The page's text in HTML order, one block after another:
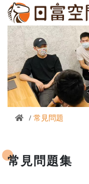
常見問題
常見問題集